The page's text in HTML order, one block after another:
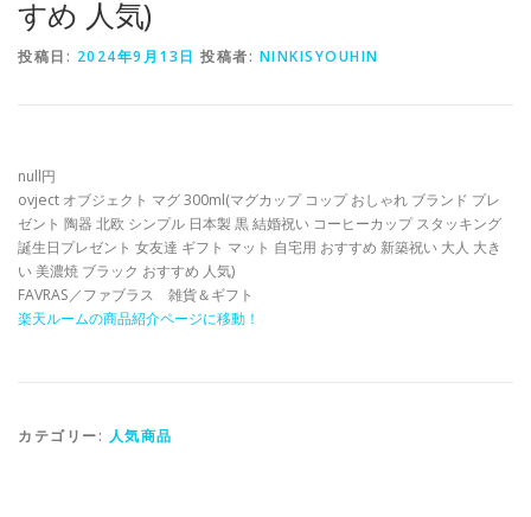
すめ 人気)
投稿日: 2024年9月13日 投稿者: NINKISYOUHIN
null円
ovject オブジェクト マグ 300ml(マグカップ コップ おしゃれ ブランド プレ
ゼント 陶器 北欧 シンプル 日本製 黒 結婚祝い コーヒーカップ スタッキング
誕生日プレゼント 女友達 ギフト マット 自宅用 おすすめ 新築祝い 大人 大き
い 美濃焼 ブラック おすすめ 人気)
FAVRAS／ファブラス 雑貨＆ギフト
楽天ルームの商品紹介ページに移動！
カテゴリー: 人気商品